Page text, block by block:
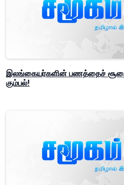
இலங்கையர்களின் பணத்தைச்
கும்பல்!